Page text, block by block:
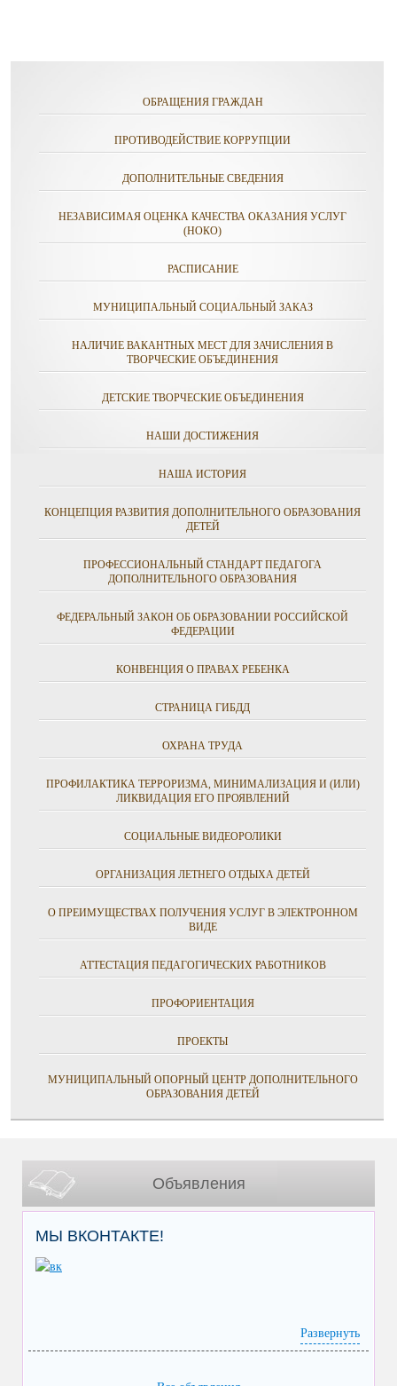
ОБРАЩЕНИЯ ГРАЖДАН
ПРОТИВОДЕЙСТВИЕ КОРРУПЦИИ
ДОПОЛНИТЕЛЬНЫЕ СВЕДЕНИЯ
НЕЗАВИСИМАЯ ОЦЕНКА КАЧЕСТВА ОКАЗАНИЯ УСЛУГ
(НОКО)
РАСПИСАНИЕ
МУНИЦИПАЛЬНЫЙ СОЦИАЛЬНЫЙ ЗАКАЗ
НАЛИЧИЕ ВАКАНТНЫХ МЕСТ ДЛЯ ЗАЧИСЛЕНИЯ В
ТВОРЧЕСКИЕ ОБЪЕДИНЕНИЯ
ДЕТСКИЕ ТВОРЧЕСКИЕ ОБЪЕДИНЕНИЯ
НАШИ ДОСТИЖЕНИЯ
НАША ИСТОРИЯ
КОНЦЕПЦИЯ РАЗВИТИЯ ДОПОЛНИТЕЛЬНОГО ОБРАЗОВАНИЯ
ДЕТЕЙ
ПРОФЕССИОНАЛЬНЫЙ СТАНДАРТ ПЕДАГОГА
ДОПОЛНИТЕЛЬНОГО ОБРАЗОВАНИЯ
ФЕДЕРАЛЬНЫЙ ЗАКОН ОБ ОБРАЗОВАНИИ РОССИЙСКОЙ
ФЕДЕРАЦИИ
КОНВЕНЦИЯ О ПРАВАХ РЕБЕНКА
СТРАНИЦА ГИБДД
ОХРАНА ТРУДА
ПРОФИЛАКТИКА ТЕРРОРИЗМА, МИНИМАЛИЗАЦИЯ И (ИЛИ)
ЛИКВИДАЦИЯ ЕГО ПРОЯВЛЕНИЙ
СОЦИАЛЬНЫЕ ВИДЕОРОЛИКИ
ОРГАНИЗАЦИЯ ЛЕТНЕГО ОТДЫХА ДЕТЕЙ
О ПРЕИМУЩЕСТВАХ ПОЛУЧЕНИЯ УСЛУГ В ЭЛЕКТРОННОМ
ВИДЕ
АТТЕСТАЦИЯ ПЕДАГОГИЧЕСКИХ РАБОТНИКОВ
ПРОФОРИЕНТАЦИЯ
ПРОЕКТЫ
МУНИЦИПАЛЬНЫЙ ОПОРНЫЙ ЦЕНТР ДОПОЛНИТЕЛЬНОГО
ОБРАЗОВАНИЯ ДЕТЕЙ
Объявления
МЫ ВКОНТАКТЕ!
Развернуть